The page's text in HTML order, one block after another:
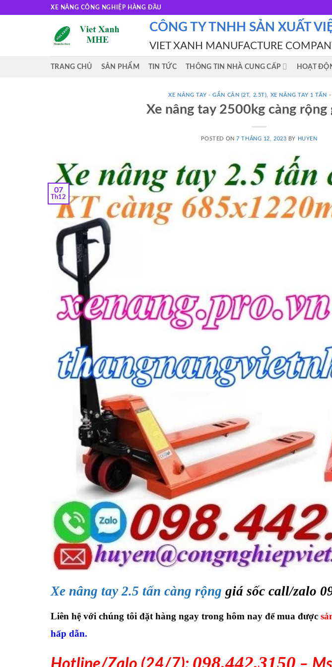
XE NÂNG CÔNG NGHIỆP HÀNG ĐẦU
CÔNG TY TNHH SẢN XUẤT
VIET XANH MANUFACTURE
TRANG CHỦ SẢN PHẨM TIN TỨC THÔNG TIN NHÀ CUNG CẤP HOẠT
XE NÂNG TAY - GẮN CÂN (2T, 2.5T) XE NÂNG TAY 1 TẤN -
Xe nâng tay 2500kg càng rộng
POSTED ON7 THÁNG 12, 2023 BY HUYEN
07
Th12
Xe nâng tay 2.5 tấn càng rộng giá sốc call/zalo
Liên hệ với chúng tôi đặt hàng ngay trong hôm nay để mua được
hấp dẫn.
098.442.3150